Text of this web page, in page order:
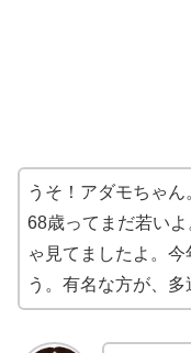
うそ！アダモちゃん
68歳ってまだ若い
ゃ見てましたよ。
う。有名な方が、多